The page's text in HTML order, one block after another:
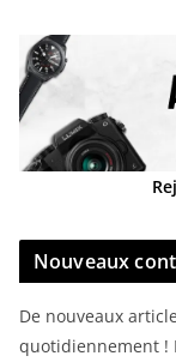
Nouveaux
De nouveaux
quotidiennement !